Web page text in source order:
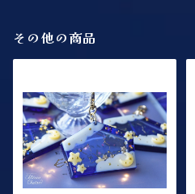
その他の商品